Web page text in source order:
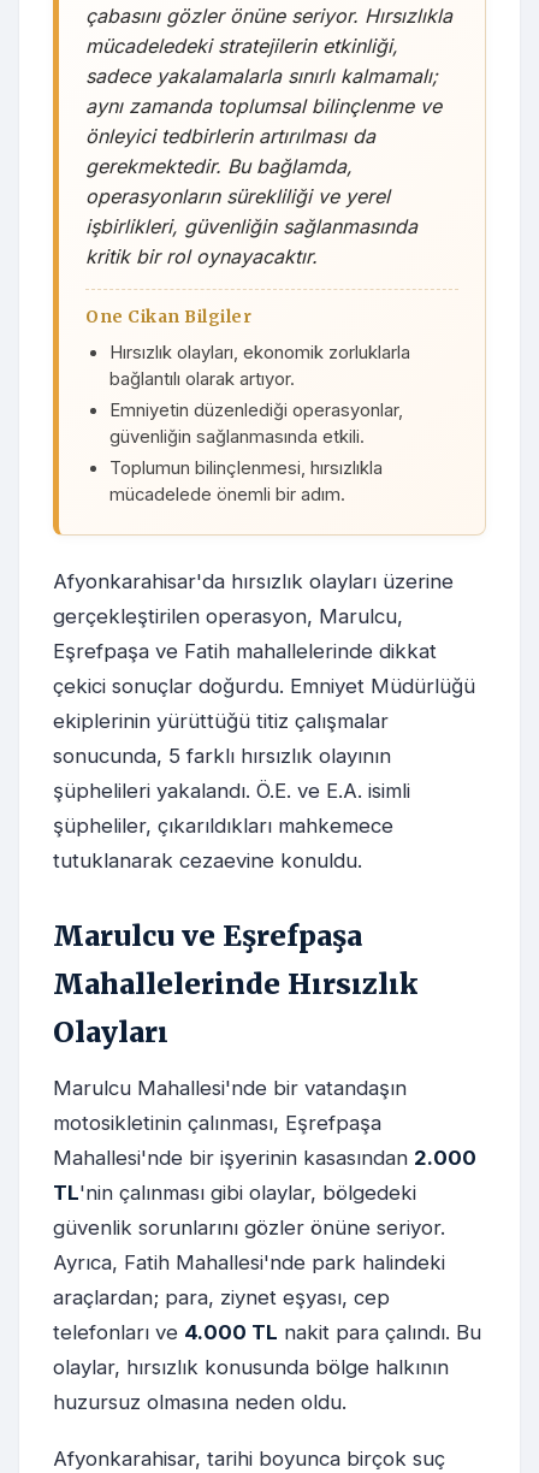
çabasını gözler önüne seriyor. Hırsızlıkla
mücadeledeki stratejilerin etkinliği,
sadece yakalamalarla sınırlı kalmamalı;
aynı zamanda toplumsal bilinçlenme ve
önleyici tedbirlerin artırılması da
gerekmektedir. Bu bağlamda,
operasyonların sürekliliği ve yerel
işbirlikleri, güvenliğin sağlanmasında
kritik bir rol oynayacaktır.
One Cikan Bilgiler
Hırsızlık olayları, ekonomik zorluklarla
bağlantılı olarak artıyor.
Emniyetin düzenlediği operasyonlar,
güvenliğin sağlanmasında etkili.
Toplumun bilinçlenmesi, hırsızlıkla
mücadelede önemli bir adım.
Afyonkarahisar'da hırsızlık olayları üzerine
gerçekleştirilen operasyon, Marulcu,
Eşrefpaşa ve Fatih mahallelerinde dikkat
çekici sonuçlar doğurdu. Emniyet Müdürlüğü
ekiplerinin yürüttüğü titiz çalışmalar
sonucunda, 5 farklı hırsızlık olayının
şüphelileri yakalandı. Ö.E. ve E.A. isimli
şüpheliler, çıkarıldıkları mahkemece
tutuklanarak cezaevine konuldu.
Marulcu ve Eşrefpaşa
Mahallelerinde Hırsızlık
Olayları
Marulcu Mahallesi'nde bir vatandaşın
motosikletinin çalınması, Eşrefpaşa
Mahallesi'nde bir işyerinin kasasından 2.000
TL'nin çalınması gibi olaylar, bölgedeki
güvenlik sorunlarını gözler önüne seriyor.
Ayrıca, Fatih Mahallesi'nde park halindeki
araçlardan; para, ziynet eşyası, cep
telefonları ve 4.000 TL nakit para çalındı. Bu
olaylar, hırsızlık konusunda bölge halkının
huzursuz olmasına neden oldu.
Afyonkarahisar, tarihi boyunca birçok suç